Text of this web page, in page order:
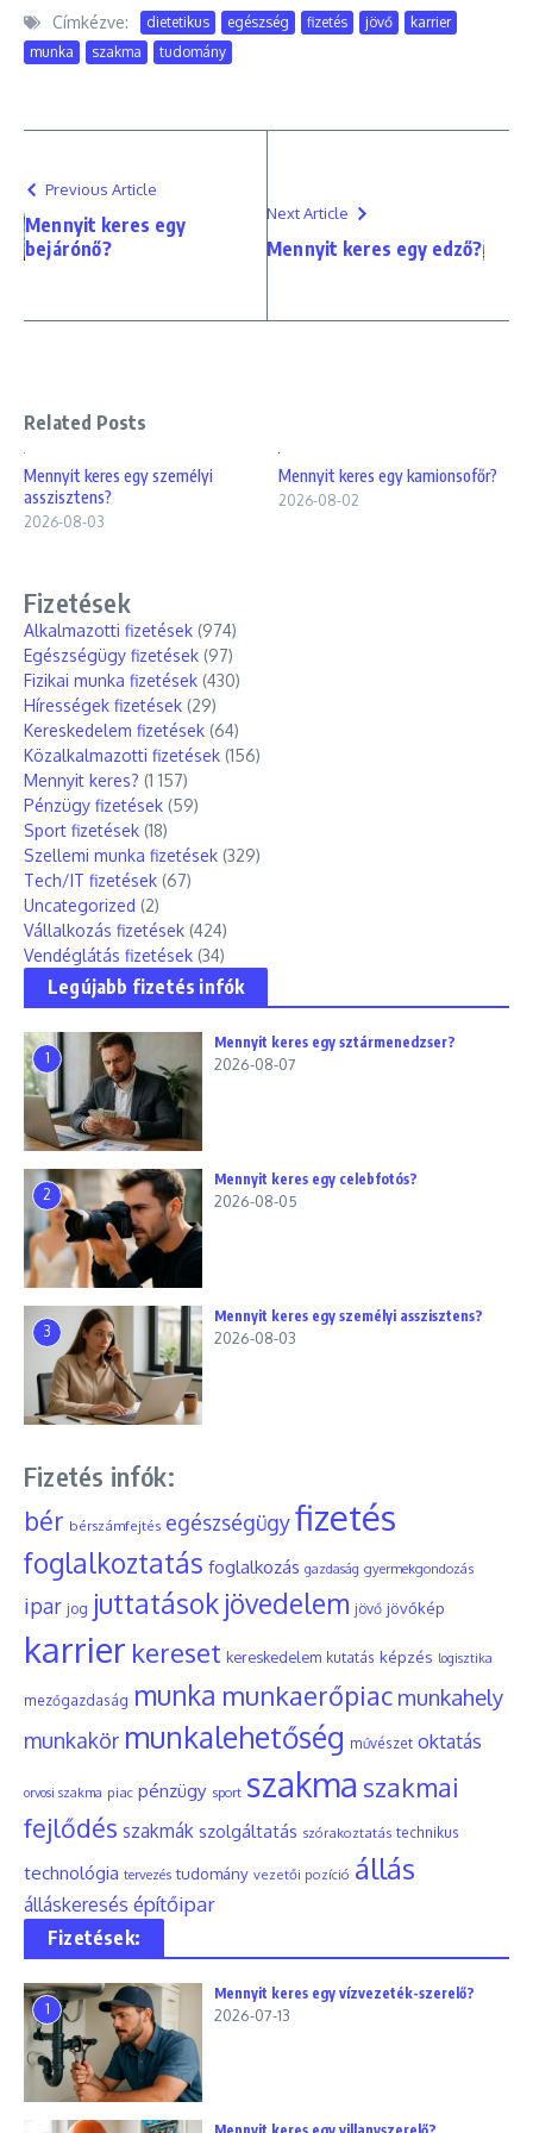
Címkézve: dietetikus egészség fizetés jövő
karrier
munka
szakma tudomány
Previous Article
Mennyit keres egy
bejárónő?
Next Article
Mennyit keres egy edző?
Related Posts
Mennyit keres egy személyi
asszisztens?
2026-08-03
Mennyit keres egy kamionsofőr?
2026-08-02
Fizetések
Alkalmazotti fizetések (974)
Egészségügy fizetések (97)
Fizikai munka fizetések (430)
Hírességek fizetések (29)
Kereskedelem fizetések (64)
Közalkalmazotti fizetések (156)
Mennyit keres? (1 157)
Pénzügy fizetések (59)
Sport fizetések (18)
Szellemi munka fizetések (329)
Tech/IT fizetések (67)
Uncategorized (2)
Vállalkozás fizetések (424)
Vendéglátás fizetések (34)
Legújabb fizetés infók
1
Mennyit keres egy sztármenedzser?
2026-08-07
2
Mennyit keres egy celebfotós?
2026-08-05
3
Mennyit keres egy személyi asszisztens?
2026-08-03
Fizetés infók:
bér bérszámfejtés egészségügyfizetés
foglalkoztatás foglalkozás gazdaság gyermekgondozás
ipar jog juttatások jövedelem jövő jövőkép
karrier kereset kereskedelem kutatás képzés logisztika
mezőgazdaság munka munkaerőpiac munkahely
munkakör munkalehetőség művészet oktatás
orvosi szakma piac pénzügy sport szakma szakmai
fejlődés szakmák szolgáltatás szórakoztatás technikus
technológia tervezés tudomány vezetői pozíció állás
álláskeresés építőipar
Fizetések:
1
Mennyit keres egy vízvezeték-szerelő?
2026-07-13